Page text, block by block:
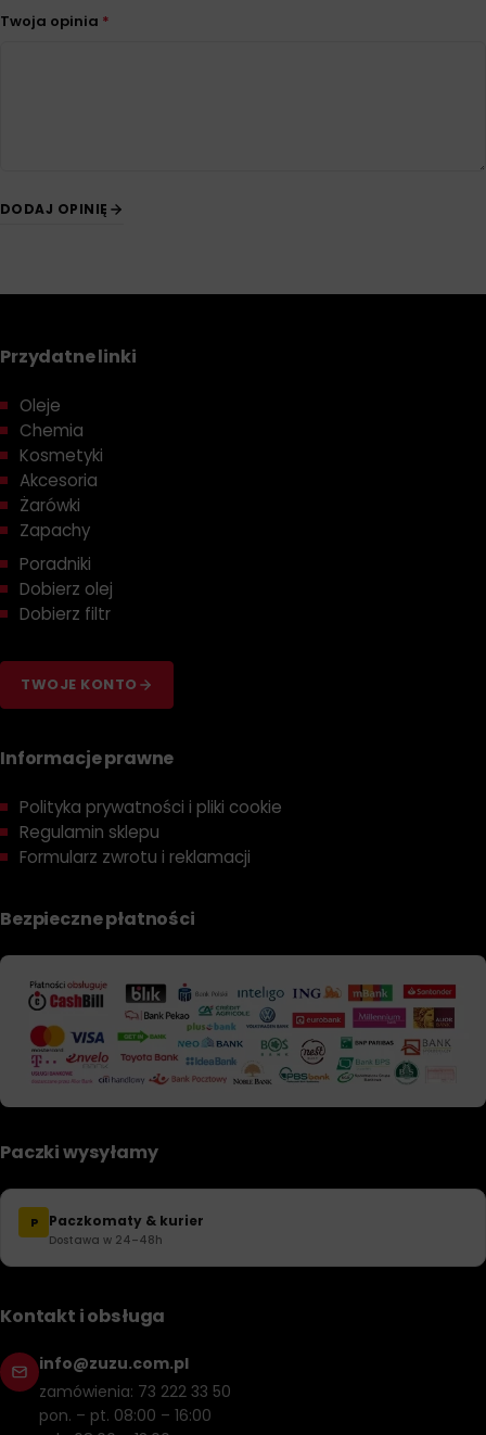
Twoja opinia *
DODAJ OPINIĘ
Przydatne linki
Oleje
Chemia
Kosmetyki
Akcesoria
Żarówki
Zapachy
Poradniki
Dobierz olej
Dobierz filtr
TWOJE KONTO
Informacje prawne
Polityka prywatności i pliki cookie
Regulamin sklepu
Formularz zwrotu i reklamacji
Bezpieczne płatności
Paczki wysyłamy
P Paczkomaty & kurier
Dostawa w 24–48h
Kontakt i obsługa
info@zuzu.com.pl
zamówienia: 73 222 33 50
pon. – pt. 08:00 – 16:00